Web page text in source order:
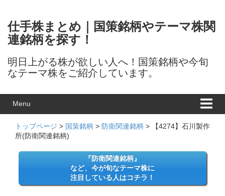
仕手株まとめ｜国策銘柄やテーマ株関
連銘柄を探す！
明日上がる株が欲しい人へ！国策銘柄や今旬
なテーマ株をご紹介しています。
Menu
トップページ > 国策銘柄 > 防衛関連銘柄 >
【4274】石川製作
所(防衛関連銘柄)
『防衛関連銘柄』
など、今が旬なテーマ株に
注目している人はコチラ！